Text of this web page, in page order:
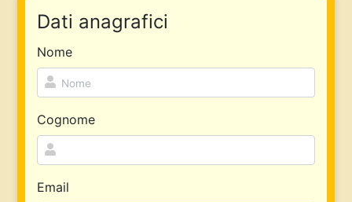
Dati anagrafici
Nome
Cognome
Email